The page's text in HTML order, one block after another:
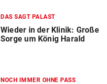
DAS SAGT PALAST
Wieder in der Klinik: Große
Sorge um König Harald
NOCH IMMER OHNE PASS